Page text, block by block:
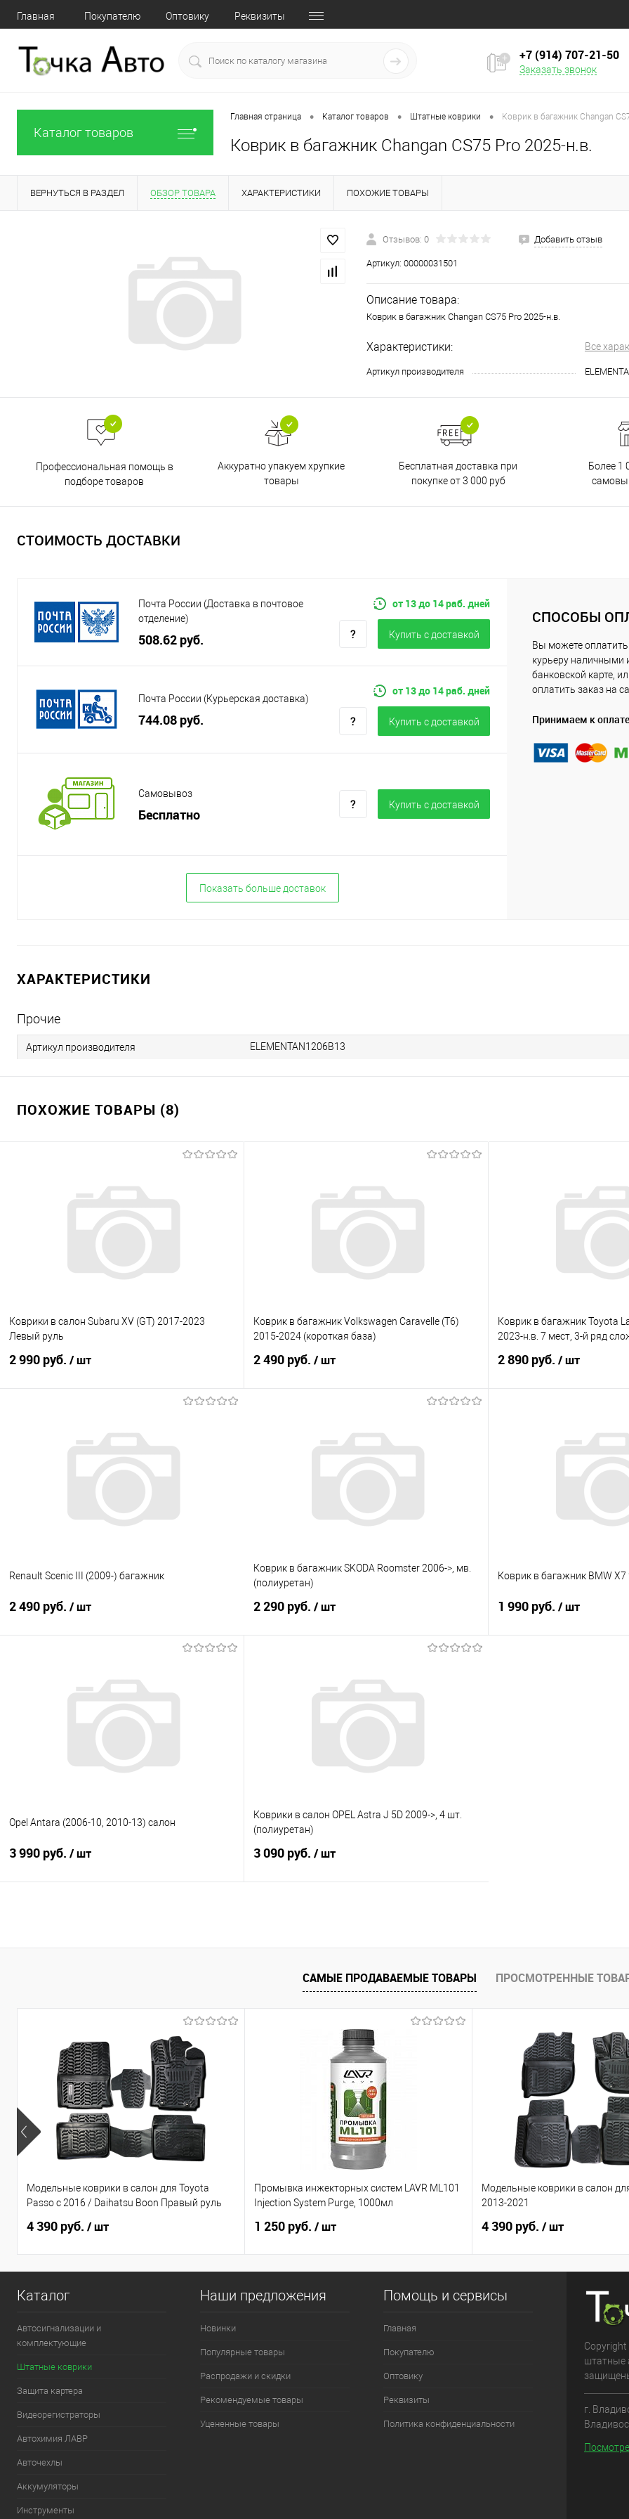
Главная Покупателю Оптовику Реквизиты
+7 (914) 707‒21‒50
Заказать звонок
Каталог товаров
Главная страница • Каталог товаров • Штатные коврики • Коврик в багажник Changan
Коврик в багажник Changan CS75 Pro 2025-н.в.
ВЕРНУТЬСЯ В РАЗДЕЛ ОБЗОР ТОВАРА ХАРАКТЕРИСТИКИ ПОХОЖИЕ ТОВАРЫ
Отзывов: 0 Добавить отзыв
Артикул: 00000031501
Описание товара:
Коврик в багажник Changan CS75 Pro 2025-н.в.
Характеристики: Все
Артикул производителя
Профессиональная помощь в
подборе товаров
Аккуратно упакуем хрупкие
товары
Бесплатная доставка при
покупке от 3 000 руб
Более 1
СТОИМОСТЬ ДОСТАВКИ
Почта России (Доставка в почтовое
отделение)
508.62 руб.
от 13 до 14 раб. дней
Купить c доставкой
Почта России (Курьерская доставка)
744.08 руб.
от 13 до 14 раб. дней
Купить c доставкой
Самовывоз
Бесплатно
Купить c доставкой
Показать больше доставок
СПОСОБЫ
Вы можете оплатить
курьеру наличными
банковской карте,
оплатить заказ на
Принимаем к оплате
ХАРАКТЕРИСТИКИ
Прочие
Артикул производителя ELEMENTAN1206B13
ПОХОЖИЕ ТОВАРЫ (8)
Коврики в салон Subaru XV (GT) 2017-2023
Левый руль
2 990 руб. / шт
Купить в 1 клик
Сравнение
Под заказ
Коврик в багажник Volkswagen Caravelle (T6)
2015-2024 (короткая база)
2 490 руб. / шт
Купить в 1 клик
Сравнение
Под заказ
Коврик в багажник Toyota
2023-н.в. 7 мест, 3-й ряд
2 890 руб. / шт
Купить в 1 клик
Renault Scenic III (2009-) багажник
2 490 руб. / шт
Купить в 1 клик
Сравнение
Под заказ
Коврик в багажник SKODA Roomster 2006->, мв.
(полиуретан)
2 290 руб. / шт
Купить в 1 клик
Сравнение
Под заказ
Коврик в багажник BMW X7
1 990 руб. / шт
Opel Antara (2006-10, 2010-13) салон
3 990 руб. / шт
Купить в 1 клик
Сравнение
Коврики в салон OPEL Astra J 5D 2009->, 4 шт.
(полиуретан)
3 090 руб. / шт
Купить в 1 клик
Сравнение
В избранное
Под заказ
САМЫЕ ПРОДАВАЕМЫЕ ТОВАРЫ ПРОСМОТРЕННЫЕ
Модельные коврики в салон для Toyota
Passo с 2016 / Daihatsu Boon Правый руль
4 390 руб. / шт
Промывка инжекторных систем LAVR ML101
Injection System Purge, 1000мл
1 250 руб. / шт
Модельные коврики в салон
2013-2021
4 390 руб. / шт
Каталог
Автосигнализации и
комплектующие
Штатные коврики
Защита картера
Видеорегистраторы
Автохимия ЛАВР
Авточехлы
Аккумуляторы
Инструменты
Наши предложения
Новинки
Популярные товары
Распродажи и скидки
Рекомендуемые товары
Уцененные товары
Помощь и сервисы
Главная
Покупателю
Оптовику
Реквизиты
Политика конфиденциальности
Copyright
штатные
г.